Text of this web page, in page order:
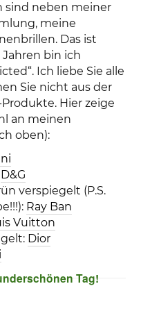
sind neben meiner
meine
Das ist
Jahren bin ich
Ich liebe Sie alle
Sie nicht aus der
Hier zeige
an meinen
oben):
D&G
verspiegelt (P.S.
Ray Ban
Vuitton
Dior
Tag!